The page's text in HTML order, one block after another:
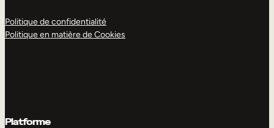
Politique de confidentialité
Politique en matière de Cookies
Platforme